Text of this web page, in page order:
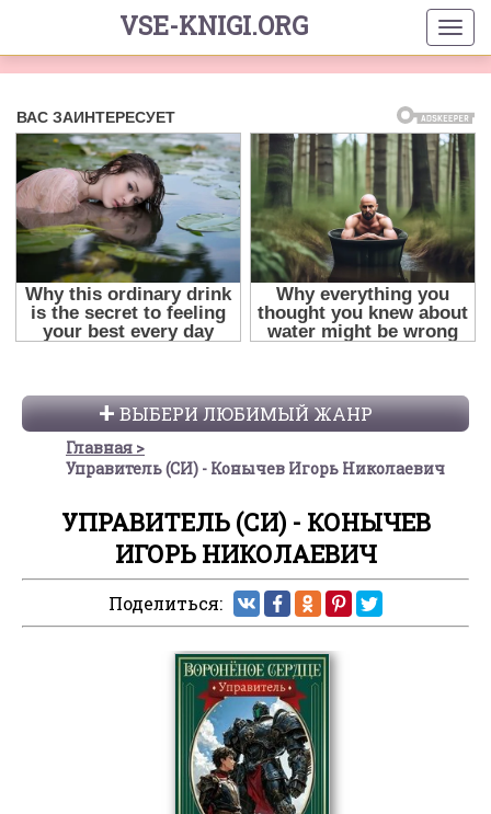
VSE-KNIGI.ORG
ВЫБЕРИ ЛЮБИМЫЙ ЖАНР
Главная
Управитель (СИ) - Конычев Игорь Николаевич
УПРАВИТЕЛЬ (СИ) - КОНЫЧЕВ
ИГОРЬ НИКОЛАЕВИЧ
Поделиться: